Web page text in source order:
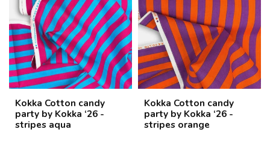
Kokka Cotton candy
party by Kokka ‘26 -
stripes aqua
Kokka Cotton candy
party by Kokka ‘26 -
stripes orange